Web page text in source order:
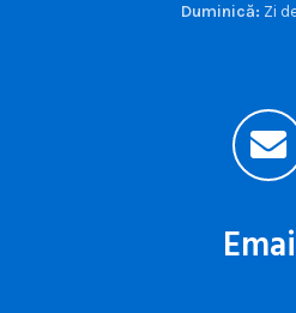
Duminică: Zi